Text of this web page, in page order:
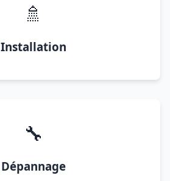
🚿
Installation
🔧
Dépannage